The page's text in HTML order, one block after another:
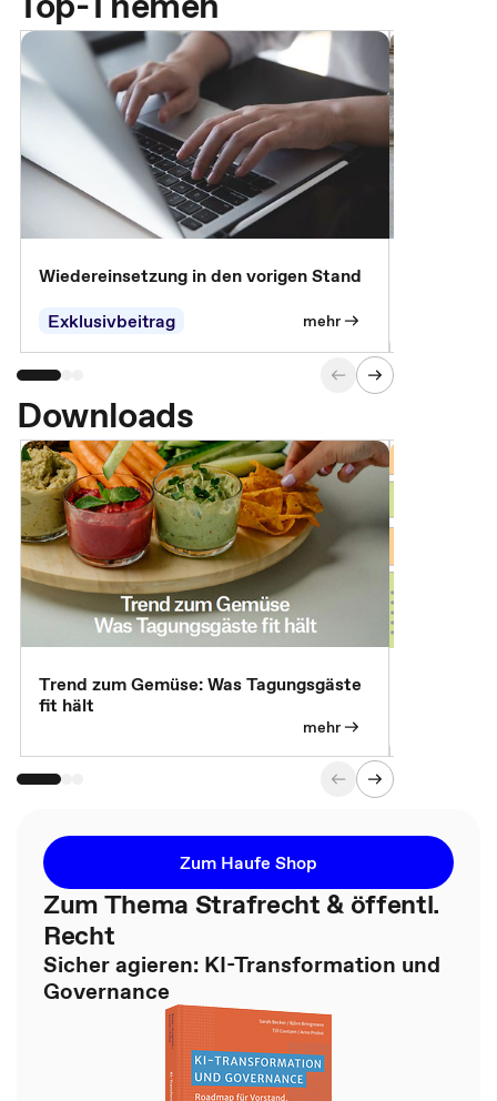
Wiedereinsetzung in den vorigen Stand
Exklusivbeitrag
mehr
Downloads
Trend zum Gemüse: Was Tagungsgäste
fit hält
mehr
Zum Haufe Shop
Zum Thema Strafrecht & öffentl.
Recht
Sicher agieren: KI-Transformation und
Governance